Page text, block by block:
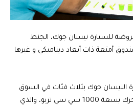
للسيارة نيسان جوك، الجنط
19 بوصة، وصندوق أمتعة ذات أبعاد ديناميكي و غيرها
النيسان جوك بثلاث فئات في السوق
المصري، وكلهم مزودون بمحرك بسعة 1000 سي سي تربو، والذي